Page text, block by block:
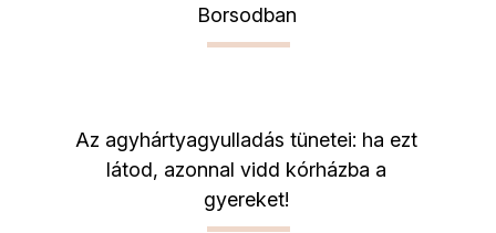
Borsodban
Az agyhártyagyulladás tünetei: ha ezt
látod, azonnal vidd kórházba a
gyereket!